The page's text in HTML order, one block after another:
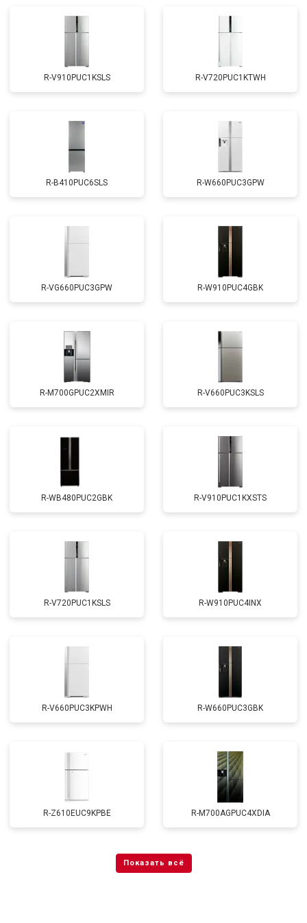
R-V910PUC1KSLS R-V720PUC1KTWH
R-B410PUC6SLS R-W660PUC3GPW
R-VG660PUC3GPW R-W910PUC4GBK
R-M700GPUC2XMIR R-V660PUC3KSLS
R-WB480PUC2GBK R-V910PUC1KXSTS
R-V720PUC1KSLS R-W910PUC4INX
R-V660PUC3KPWH R-W660PUC3GBK
R-Z610EUC9KPBE R-M700AGPUC4XDIA